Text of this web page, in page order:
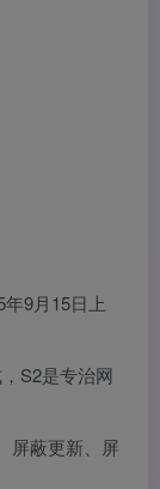
9月15日上
S2是专治网
屏蔽更新、屏